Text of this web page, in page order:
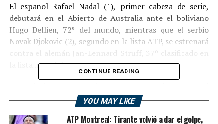
El español Rafael Nadal (1), primer cabeza de serie,
debutará en el Abierto de Australia ante el boliviano
Hugo Dellien, 72º del mundo, mientras que el serbio
Novak Djokovic (2), segundo en la lista ATP, se estrenará
contra el alemán Jan-Lennard Struff, 37º clasificado en
la lista mundial.
propio Djokovic en la final de la edición pasada (6-3, 6-2
y 6-3), el tenista mallorquín volverá a pisar la Rod Laver
Arena ante el boliviano de 26 años Dellien, rival al que
CONTINUE READING
YOU MAY LIKE
ATP Montreal: Tirante volvió a dar el golpe,